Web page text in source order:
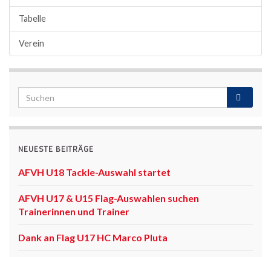
Tabelle
Verein
NEUESTE BEITRÄGE
AFVH U18 Tackle-Auswahl startet
AFVH U17 & U15 Flag-Auswahlen suchen
Trainerinnen und Trainer
Dank an Flag U17 HC Marco Pluta